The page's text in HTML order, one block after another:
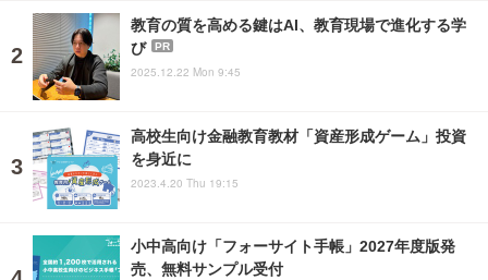
教育の質を高める鍵はAI、教育現場で進化する学
び
PR
2025.12.22 Mon 9:45
高校生向け金融教育教材「資産形成ゲーム」投資
を身近に
2023.4.20 Thu 19:15
小中高向け「フォーサイト手帳」2027年度版発
売、無料サンプル受付